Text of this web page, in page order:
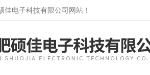
佳电子科技有限公司网站 ！